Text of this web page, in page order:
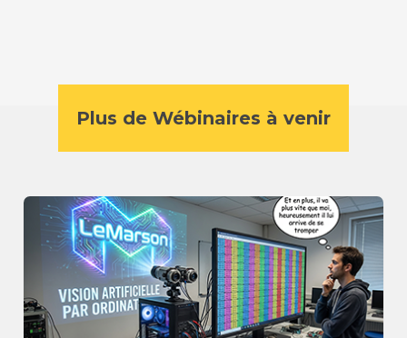
Plus de Wébinaires à venir